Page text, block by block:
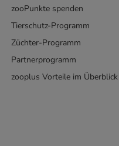
zooPunkte spenden
Tierschutz-Programm
Züchter-Programm
Partnerprogramm
zooplus Vorteile im Überblick